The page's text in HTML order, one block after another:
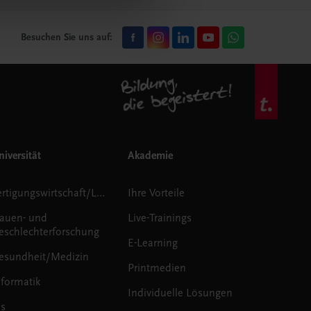
Besuchen Sie uns auf:
Fertigungswirtschaft/Logistik
und
Medizin
Akademie
Ihre Vorteile
Live-Trainings
E-Learning
Printmedien
Individuelle Lösungen